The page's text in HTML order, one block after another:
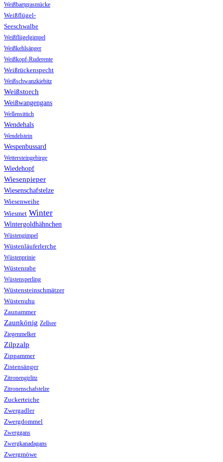
Weißbartgrasmücke
Weißflügel-
Seeschwalbe
Weißflügelgimpel
Weißkehlsänger
Weißkopf-Ruderente
Weißrückenspecht
Weißschwanzkiebitz
Weißstorch
Weißwangengans
Wellensittich
Wendehals
Wendelstein
Wespenbussard
Wettersteingebirge
Wiedehopf
Wiesenpieper
Wiesenschafstelze
Wiesenweihe
Wiesmet Winter
Wintergoldhähnchen
Wüstengimpel
Wüstenläuferlerche
Wüstenprinie
Wüstenrabe
Wüstensperling
Wüstensteinschmätzer
Wüstenuhu
Zaunammer
Zaunkönig Zellsee
Ziegenmelker
Zilpzalp
Zippammer
Zistensänger
Zitronengirlitz
Zitronenschafstelze
Zuckerteiche
Zwergadler
Zwergdommel
Zwerggans
Zwergkanadagans
Zwergmöwe